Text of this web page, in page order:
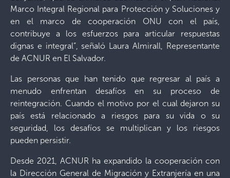
Marco Integral Regional para Protección y Soluciones y
en el marco de cooperación ONU con el país,
contribuye a los esfuerzos para articular respuestas
dignas e integral”, señaló Laura Almirall, Representante
de ACNUR en El Salvador.
Las personas que han tenido que regresar al país a
menudo enfrentan desafíos en su proceso de
reintegración. Cuando el motivo por el cual dejaron su
país está relacionado a riesgos para su vida o su
seguridad, los desafíos se multiplican y los riesgos
pueden persistir.
Desde 2021, ACNUR ha expandido la cooperación con
la Dirección General de Migración y Extranjería en una